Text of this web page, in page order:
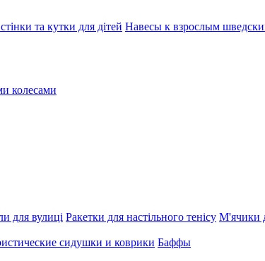
та кутки для дітей Навесы к взрослым
колесами
для вулиці Ракетки для настільного тенісу М'ячики
сидушки и коврики Баффы